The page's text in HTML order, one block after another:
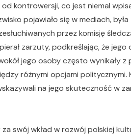
kontrowersji, co jest niemal
pojawiało się w mediach, była
przez komisję
zarzuty, podkreślając, że jego
jego osoby często wynikały
różnymi opcjami politycznymi.
na jego skuteczność w
swój wkład w rozwój polskiej